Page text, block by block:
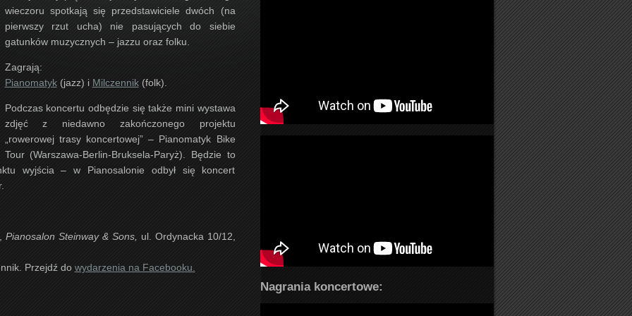
wieczoru spotkają się przedstawiciele dwóch (na
pierwszy rzut ucha) nie pasujących do siebie
gatunków muzycznych – jazzu oraz folku.
Zagrają:
Pianomatyk(jazz) i Milczennik(folk).
Podczas koncertu odbędzie się także mini wystawa
zdjęć z niedawno zakończonego projektu
„rowerowej trasy koncertowej” – Pianomatyk Bike
Tour (Warszawa-Berlin-Bruksela-Paryż). Będzie to
wyjścia – w Pianosalonie odbył się koncert
Pianosalon Steinway & Sons, ul. Ordynacka 10/12,
Przejdź do wydarzenia na Facebooku.
Nagrania koncertowe: